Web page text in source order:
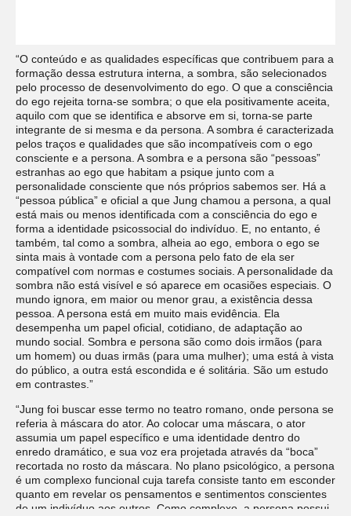
“O conteúdo e as qualidades específicas que contribuem para a
formação dessa estrutura interna, a sombra, são selecionados
pelo processo de desenvolvimento do ego. O que a consciência
do ego rejeita torna-se sombra; o que ela positivamente aceita,
aquilo com que se identifica e absorve em si, torna-se parte
integrante de si mesma e da persona. A sombra é caracterizada
pelos traços e qualidades que são incompatíveis com o ego
consciente e a persona. A sombra e a persona são “pessoas”
estranhas ao ego que habitam a psique junto com a
personalidade consciente que nós próprios sabemos ser. Há a
“pessoa pública” e oficial a que Jung chamou a persona, a qual
está mais ou menos identificada com a consciência do ego e
forma a identidade psicossocial do indivíduo. E, no entanto, é
também, tal como a sombra, alheia ao ego, embora o ego se
sinta mais à vontade com a persona pelo fato de ela ser
compatível com normas e costumes sociais. A personalidade da
sombra não está visível e só aparece em ocasiões especiais. O
mundo ignora, em maior ou menor grau, a existência dessa
pessoa. A persona está em muito mais evidência. Ela
desempenha um papel oficial, cotidiano, de adaptação ao
mundo social. Sombra e persona são como dois irmãos (para
um homem) ou duas irmās (para uma mulher); uma está à vista
do público, a outra está escondida e é solitária. São um estudo
em contrastes.”
“Jung foi buscar esse termo no teatro romano, onde persona se
referia à máscara do ator. Ao colocar uma máscara, o ator
assumia um papel específico e uma identidade dentro do
enredo dramático, e sua voz era projetada através da “boca”
recortada no rosto da máscara. No plano psicológico, a persona
é um complexo funcional cuja tarefa consiste tanto em esconder
quanto em revelar os pensamentos e sentimentos conscientes
de um indivíduo aos outros. Como complexo, a persona possui